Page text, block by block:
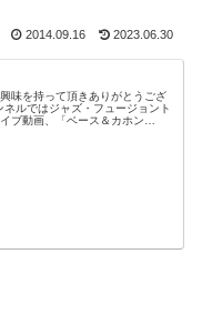
2014.09.16 2023.06.30
味を持って頂きありがとうござ
ルではジャズ・フュージョント
ブ動画、「ベース＆カホン